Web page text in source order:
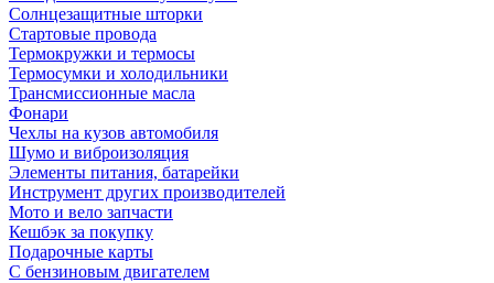
Солнцезащитные шторки
Стартовые провода
Термокружки и термосы
Термосумки и холодильники
Трансмиссионные масла
Фонари
Чехлы на кузов автомобиля
Шумо и виброизоляция
Элементы питания, батарейки
Инструмент других производителей
Мото и вело запчасти
Кешбэк за покупку
Подарочные карты
С бензиновым двигателем